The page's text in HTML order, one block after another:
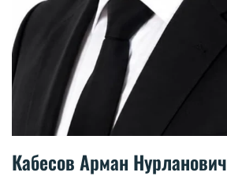
Кабесов Арман Нурланович